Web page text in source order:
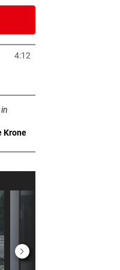
Stunde
in
Stunde
Stunde
4:12
Krone